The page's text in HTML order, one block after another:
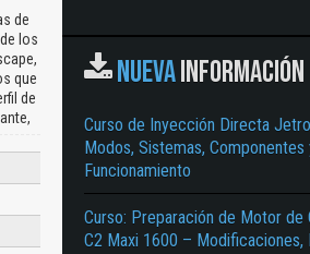
de
los
que
de
de
NUEVAINFORMACIÓN
Curso de Inyección Directa
Modos, Sistemas, Componentes
Funcionamiento
Curso: Preparación de Motor de
C2 Maxi 1600 – Modificaciones,